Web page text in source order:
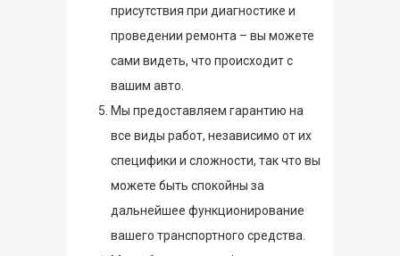
присутствия при диагностике и
проведении ремонта – вы можете
сами видеть, что происходит с
вашим авто.
Мы предоставляем гарантию на
все виды работ, независимо от их
специфики и сложности, так что вы
можете быть спокойны за
дальнейшее функционирование
вашего транспортного средства.